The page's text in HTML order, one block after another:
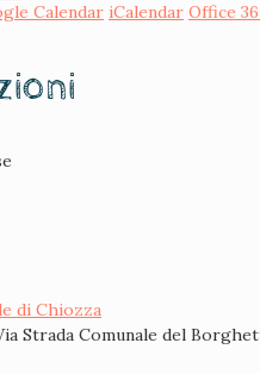
Calendar iCalendar Office
di Chiozza
Strada Comunale del